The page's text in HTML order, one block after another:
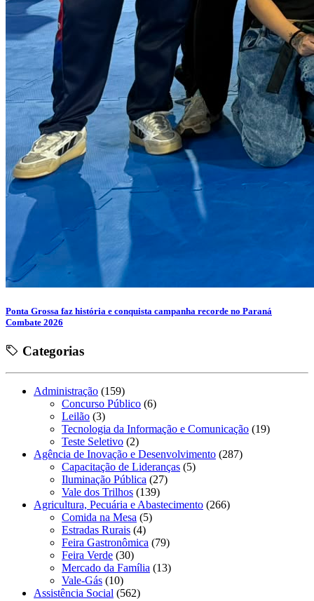
Ponta Grossa faz história e conquista campanha recorde no Paraná
Combate 2026
Categorias
Administração (159)
Concurso Público (6)
Leilão (3)
Tecnologia da Informação e Comunicação (19)
Teste Seletivo (2)
Agência de Inovação e Desenvolvimento (287)
Capacitação de Lideranças (5)
Iluminação Pública (27)
Vale dos Trilhos (139)
Agricultura, Pecuária e Abastecimento (266)
Comida na Mesa (5)
Estradas Rurais (4)
Feira Gastronômica (79)
Feira Verde (30)
Mercado da Família (13)
Vale-Gás (10)
Assistência Social (562)